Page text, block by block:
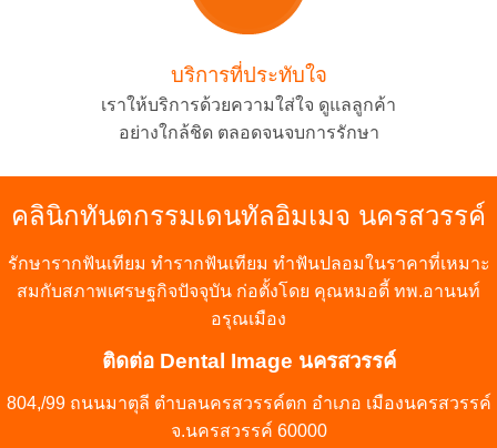
บริการที่ประทับใจ
เราให้บริการด้วยความใส่ใจ ดูแลลูกค้า
อย่างใกล้ชิด ตลอดจนจบการรักษา
คลินิกทันตกรรมเดนทัลอิมเมจ นครสวรรค์
รักษารากฟันเทียม ทำรากฟันเทียม ทำฟันปลอมในราคาที่เหมาะ
สมกับสภาพเศรษฐกิจปัจจุบัน ก่อตั้งโดย คุณหมอตี้ ทพ.อานนท์
อรุณเมือง
ติดต่อ Dental Image นครสวรรค์
804,/99 ถนนมาตุลี ตำบลนครสวรรค์ตก อำเภอ เมืองนครสวรรค์
จ.นครสวรรค์ 60000